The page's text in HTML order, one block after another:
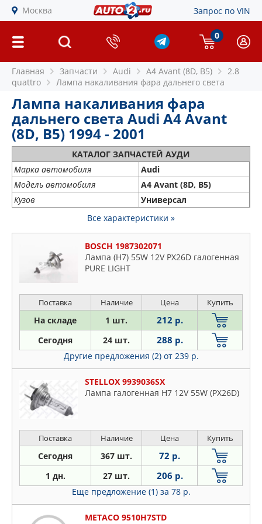
Москва Запрос по VIN
0
Главная Запчасти Audi A4 Avant (8D, B5)
2.8
quattro
Лампа накаливания фара дальнего света
Лампа накаливания фара
дальнего света Audi A4 Avant
(8D, B5) 1994 - 2001
КАТАЛОГ ЗАПЧАСТЕЙ АУДИ
Марка автомобиля
Audi
Модель автомобиля
A4 Avant (8D, B5)
Кузов
Универсал
Все характеристики »
BOSCH 1987302071
Лампа (H7) 55W 12V PX26D галогенная
PURE LIGHT
Поставка Наличие Цена Купить
На складе 1 шт. 212 р.
Сегодня 24 шт. 288 р.
Другие предложения (2) от 239 р.
STELLOX 9939036SX
Лампа галогенная H7 12V 55W (PX26D)
Поставка Наличие Цена Купить
Сегодня 367 шт. 72 р.
1 дн. 27 шт. 206 р.
Еще предложение (1) за 78 р.
METACO 9510H7STD